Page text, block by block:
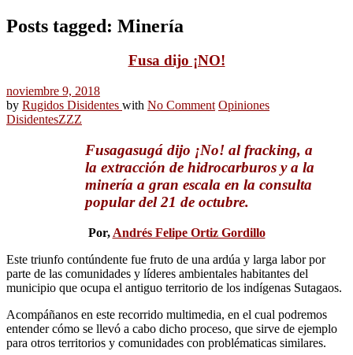
Posts tagged: Minería
Fusa dijo ¡NO!
noviembre 9, 2018
by Rugidos Disidentes with No Comment Opiniones
DisidentesZZZ
Fusagasugá dijo ¡No! al fracking, a
la extracción de hidrocarburos y a la
minería a gran escala en la consulta
popular del 21 de octubre.
Por, Andrés Felipe Ortiz Gordillo
Este triunfo contúndente fue fruto de una ardúa y larga labor por
parte de las comunidades y líderes ambientales habitantes del
municipio que ocupa el antiguo territorio de los indígenas Sutagaos.
Acompáñanos en este recorrido multimedia, en el cual podremos
entender cómo se llevó a cabo dicho proceso, que sirve de ejemplo
para otros territorios y comunidades con problématicas similares.